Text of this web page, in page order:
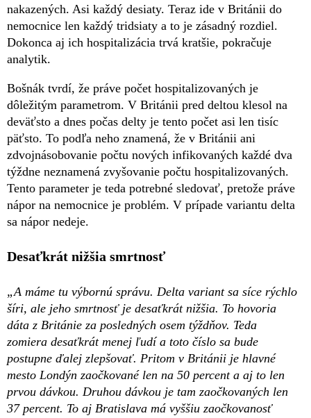
nakazených. Asi každý desiaty. Teraz ide v Británii do
nemocnice len každý tridsiaty a to je zásadný rozdiel.
Dokonca aj ich hospitalizácia trvá kratšie, pokračuje
analytik.
Bošnák tvrdí, že práve počet hospitalizovaných je
dôležitým parametrom. V Británii pred deltou klesol na
deväťsto a dnes počas delty je tento počet asi len tisíc
päťsto. To podľa neho znamená, že v Británii ani
zdvojnásobovanie počtu nových infikovaných každé dva
týždne neznamená zvyšovanie počtu hospitalizovaných.
Tento parameter je teda potrebné sledovať, pretože práve
nápor na nemocnice je problém. V prípade variantu delta
sa nápor nedeje.
Desaťkrát nižšia smrtnosť
„A máme tu výbornú správu. Delta variant sa síce rýchlo
šíri, ale jeho smrtnosť je desaťkrát nižšia. To hovoria
dáta z Británie za posledných osem týždňov. Teda
zomiera desaťkrát menej ľudí a toto číslo sa bude
postupne ďalej zlepšovať. Pritom v Británii je hlavné
mesto Londýn zaočkované len na 50 percent a aj to len
prvou dávkou. Druhou dávkou je tam zaočkovaných len
37 percent. To aj Bratislava má vyššiu zaočkovanosť